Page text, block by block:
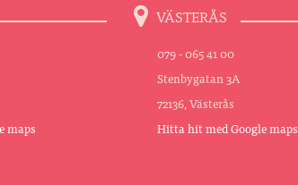
maps
VÄSTERÅS
079 - 065 41 00
Stenbygatan 3A
72136, Västerås
Hitta hit med Google maps